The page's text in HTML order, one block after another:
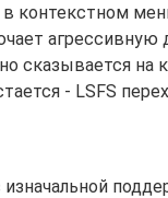
контекстном
сказывается на
- LSFS
изначальной